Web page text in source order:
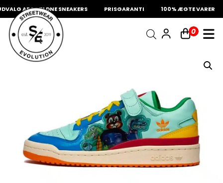
AF SJÆLDNE SNEAKERS PRISGARANTI 100% ÆGTE VARER
0
INDKØBSKURV
Fri fragt på sneakers 60 dages returret
Din kurv er tom.